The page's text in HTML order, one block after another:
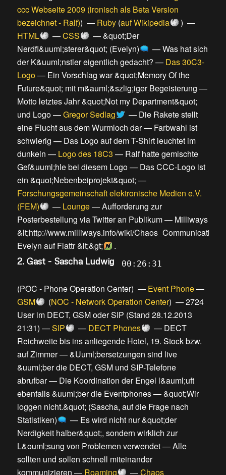
ccc Webseite 2009 (ironisch als Beta Version
bezeichnet - Ralf)) — Ruby(auf Wikipedia
) —
HTML
—CSS —&quot;Der
Nerdfl&uuml;sterer&quot; (Evelyn)
—Was hat sich
der K&uuml;nstler eigentlich gedacht? — Das 30C3-
Logo— Ein Vorschlag war &quot;Memory Of the
Future&quot; mit m&auml;&szlig;iger Begeisterung —
Motto letztes Jahr &quot;Not my Department&quot;
und Logo—Gregor Sedlag — Die Rakete stellt
eine Flucht aus dem Wurmloch dar— Farbwahl ist
schwierig — Das Logo auf dem T-Shirt leuchtet im
dunkeln — Logo des 18C3 — Ralf hatte gemischte
Gef&uuml;hle bei diesem Logo— Das CCC-Logo ist
ein &quot;Nebenbeiprojekt&quot; —
Forschungsgemeinschaft elektronische Medien e.V.
(FEM)
— Lounge—Aufforderung zur
Posterbestellung via Twitter an Publikum— Milliways
&lt;http://www.milliways.info/wiki/
Evelyn auf Flattr &lt;&gt;
.
2. Gast - Sascha Ludwig 00:26:31
(POC - Phone Operation Center) — Event Phone—
GSM
(NOC - Network Operation Center) —2724
User im DECT, GSM oder SIP (Stand 28.12.2013
21:31) —SIP — DECT Phones — DECT
Reichweite bis ins anliegende Hotel, 19. Stock bzw.
auf Zimmer—&Uuml;bersetzungen sind live
&uuml;ber die DECT, GSM und SIP-Telefone
abrufbar— Die Koordination der Engel l&auml;uft
ebenfalls &uuml;ber die Eventphones—&quot;Wir
loggen nicht.&quot; (Sascha, auf die Frage nach
Statistiken)
— Es wird nicht nur &quot;der
Nerdigkeit halber&quot;, sondern wirklich zur
L&ouml;sung von Problemen verwendet—Alle
sollten und sollen schnell miteinander
kommunizieren — Roaming —Chaos